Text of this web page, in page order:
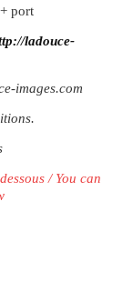
port
ladouce-
images.com
/ You can